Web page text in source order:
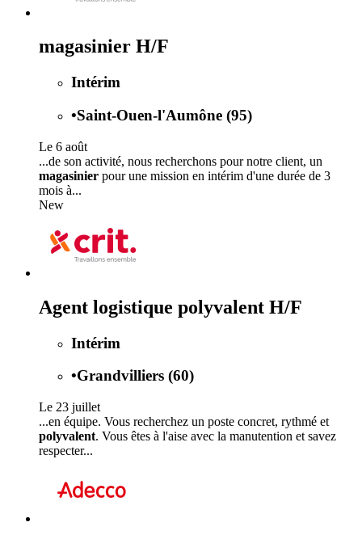
magasinier H/F
Intérim
•Saint-Ouen-l'Aumône (95)
Le 6 août
...de son activité, nous recherchons pour notre client, un
magasinier pour une mission en intérim d'une durée de 3
mois à...
New
Agent logistique polyvalent H/F
Intérim
•Grandvilliers (60)
Le 23 juillet
...en équipe. Vous recherchez un poste concret, rythmé et
polyvalent. Vous êtes à l'aise avec la manutention et savez
respecter...